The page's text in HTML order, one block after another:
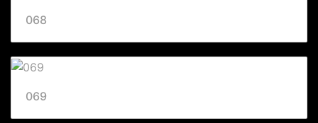
068
069